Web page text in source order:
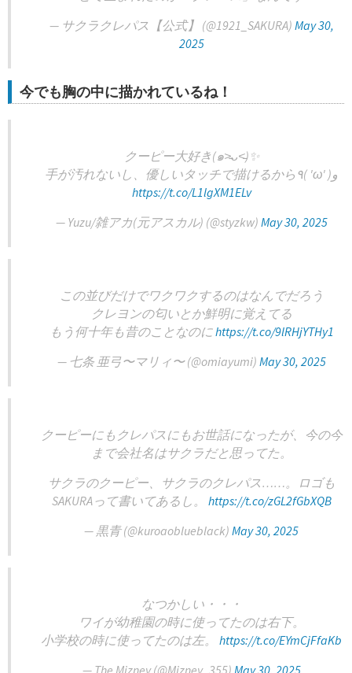
— サクラクレパス【公式】 (@1921_SAKURA) May 30,
2025
今でも胸の中に描かれているね！
クーピー大好き(๑˃̵ᴗ˂̵)✨
手が汚れないし、優しいタッチで描けるから٩( 'ω' )و
https://t.co/L1lgXM1ELv
— Yuzu/雑アカ(元アスカル) (@styzkw) May 30, 2025
この並びだけでワクワクするのはなんでだろう
クレヨンの匂いとか鮮明に覚えてる
もう何十年も昔のことなのにhttps://t.co/9lRHjYTHy1
— 七条 亜弓〜マリィ〜 (@omiayumi) May 30, 2025
クーピーにもクレパスにもお世話になったが、今の今
まで会社名はサクラだと思ってた。
サクラのクーピー、サクラのクレパス……。ロゴも
SAKURAって書いてあるし。 https://t.co/zGL2fGbXQB
— 黒青 (@kuroaoblueblack) May 30, 2025
なつかしい・・・
ワイが幼稚園の時に使ってたのは右下。
小学校の時に使ってたのは左。 https://t.co/EYmCjFfaKb